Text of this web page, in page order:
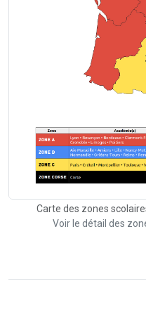
Carte des zones
Voir le détail des